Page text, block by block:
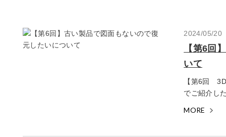
2024/05/20
【第6回
いて
【第6回
でご紹介し
MORE